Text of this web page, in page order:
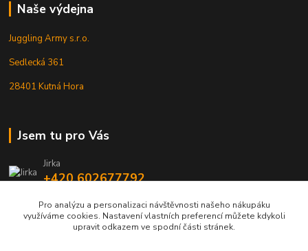
Naše výdejna
Juggling Army s.r.o.
Sedlecká 361
28401 Kutná Hora
Jsem tu pro Vás
Jirka
+420 602677792
info@jarmy.cz
Pro analýzu a personalizaci návštěvnosti našeho nákupáku
využíváme cookies. Nastavení vlastních preferencí můžete kdykoli
upravit odkazem ve spodní části stránek.